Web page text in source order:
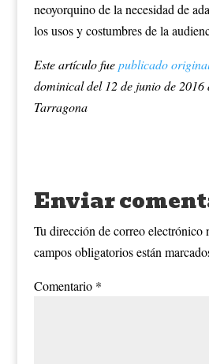
neoyorquino de la necesidad de
los usos y costumbres de la
Este artículo fuepublicado
dominical del 12 de junio de
Tarragona
Enviar
Tu dirección de correo electrónico
campos obligatorios están
Comentario *